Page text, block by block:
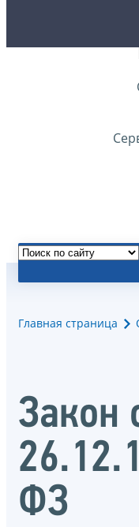
Главная страница
Закон
ФЗ